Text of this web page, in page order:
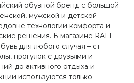
обувной бренд с большой
мужской и детской
технологии комфорта и
решения. В магазине RALF
для любого случая – от
прогулок с друзьями и
до активного отдыха и
используются только